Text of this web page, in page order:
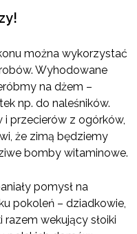
można wykorzystać
Wyhodowane
na dżem –
np. do naleśników.
przecierów z ogórków,
że zimą będziemy
bomby witaminowe.
pomysł na
pokoleń – dziadkowie,
wekujący słoiki